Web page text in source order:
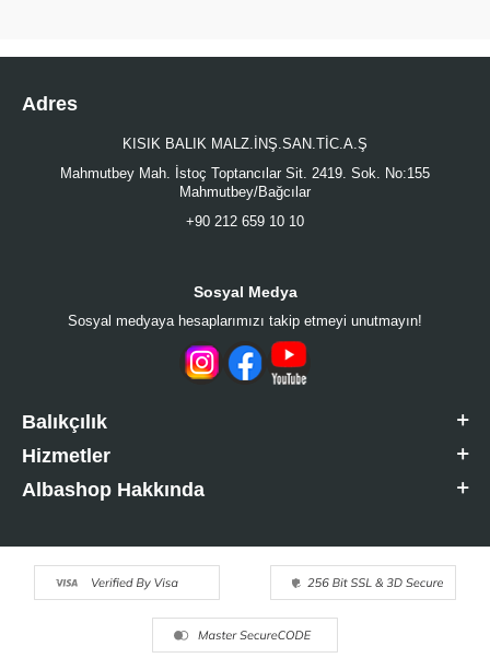
Adres
KISIK BALIK MALZ.İNŞ.SAN.TİC.A.Ş
Mahmutbey Mah. İstoç Toptancılar Sit. 2419. Sok. No:155
Mahmutbey/Bağcılar
+90 212 659 10 10
Sosyal Medya
Sosyal medyaya hesaplarımızı takip etmeyi unutmayın!
Balıkçılık
Hizmetler
Albashop Hakkında